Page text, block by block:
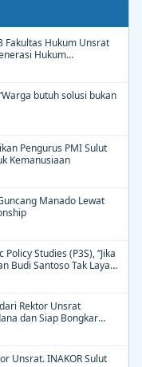
Fakultas Hukum Unsrat
Hukum
bukan
Pengurus PMI Sulut
Kemanusiaan
Manado Lewat
Studies (P3S), “Jika
Budi Santoso Tak Layak
Rektor Unsrat
dan Siap Bongkar
Unsrat. INAKOR Sulut